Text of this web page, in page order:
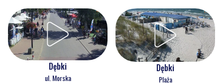
Dębki
ul. Morska
Dębki
Plaża